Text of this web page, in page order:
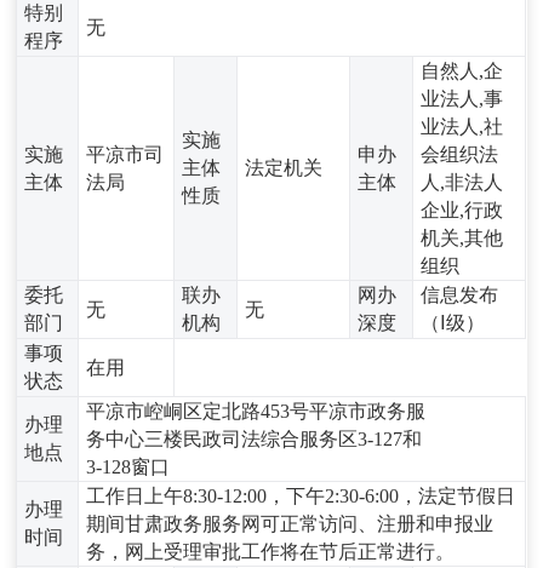
特别
程序
无
实施
主体
平凉市司
法局
实施
主体
性质
法定机关
申办
主体
自然人,企
业法人,事
业法人,社
会组织法
人,非法人
企业,行政
机关,其他
组织
委托
部门
无
联办
机构
无
网办
深度
信息发布
（Ⅰ级）
事项
状态
在用
办理
地点
平凉市崆峒区定北路453号平凉市政务服
务中心三楼民政司法综合服务区3-127和
3-128窗口
办理
时间
工作日上午8:30-12:00，下午2:30-6:00，法定节假日
期间甘肃政务服务网可正常访问、注册和申报业
务，网上受理审批工作将在节后正常进行。